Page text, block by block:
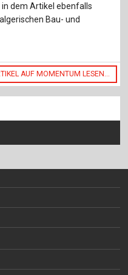
dem Artikel ebenfalls
Bau- und
AUF MOMENTUM LESEN...